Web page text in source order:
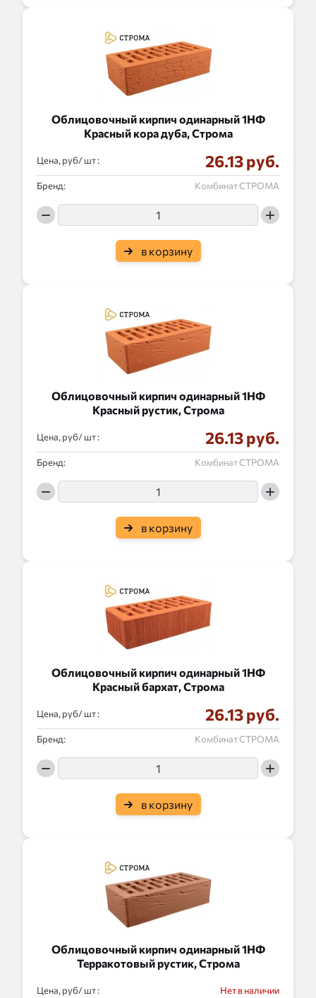
Облицовочный кирпич одинарный 1НФ
Красный кора дуба, Строма
Цена, руб/ : 26.13 руб.
Бренд: Комбинат СТРОМА
в корзину
Облицовочный кирпич одинарный 1НФ
Красный рустик, Строма
Цена, руб/ : 26.13 руб.
Бренд: Комбинат СТРОМА
в корзину
Облицовочный кирпич одинарный 1НФ
Красный бархат, Строма
Цена, руб/ : 26.13 руб.
Бренд: Комбинат СТРОМА
в корзину
Облицовочный кирпич одинарный 1НФ
Терракотовый рустик, Строма
Цена, руб/ :
Нет в наличии